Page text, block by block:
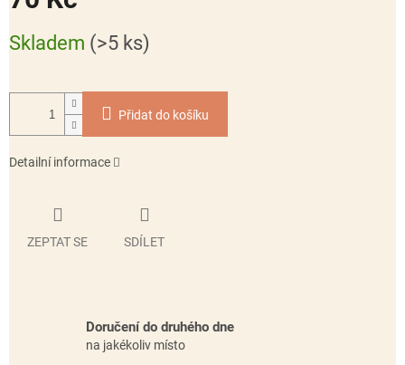
cena:
Skladem (>5 ks)
Přidat do košíku
Detailní informace
ZEPTAT SE SDÍLET
Doručení do druhého dne
na jakékoliv místo